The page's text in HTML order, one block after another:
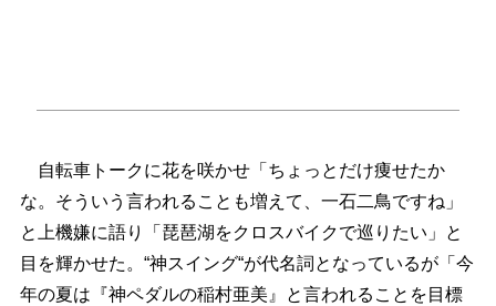
自転車トークに花を咲かせ「ちょっとだけ痩せたか
な。そういう言われることも増えて、一石二鳥ですね」
と上機嫌に語り「琵琶湖をクロスバイクで巡りたい」と
目を輝かせた。“神スイング“が代名詞となっているが「今
年の夏は『神ペダルの稲村亜美』と言われることを目標